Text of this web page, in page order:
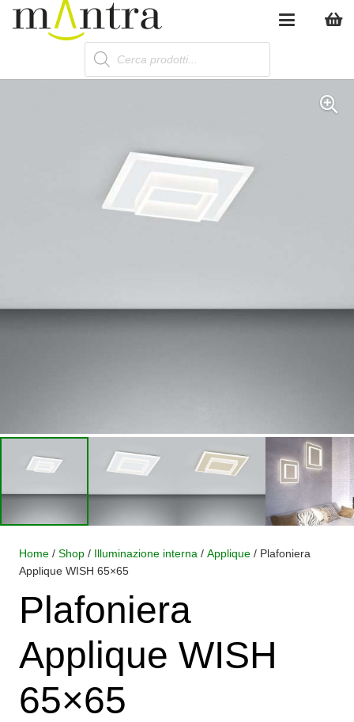
Products
search
Home / Shop / Illuminazione interna / Applique / Plafoniera
Applique WISH 65×65
Plafoniera
Applique WISH
65×65